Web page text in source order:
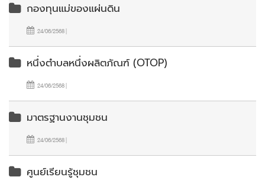
กองทุนแม่ของแผ่นดิน
24/06/2568 |
หนึ่งตำบลหนึ่งผลิตภัณฑ์ (OTOP)
24/06/2568 |
มาตรฐานงานชุมชน
24/06/2568 |
ศูนย์เรียนรู้ชุมชน